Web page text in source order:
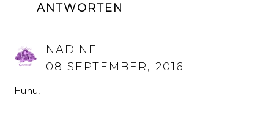
ANTWORTEN
NADINE
08 SEPTEMBER, 2016
Huhu,